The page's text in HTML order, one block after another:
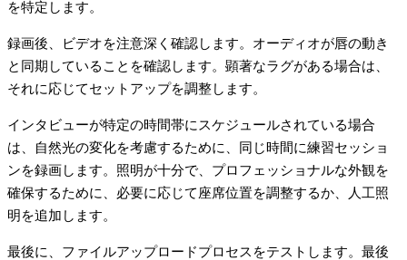
を特定します。
録画後、ビデオを注意深く確認します。オーディオが唇の動き
と同期していることを確認します。顕著なラグがある場合は、
それに応じてセットアップを調整します。
インタビューが特定の時間帯にスケジュールされている場合
は、自然光の変化を考慮するために、同じ時間に練習セッショ
ンを録画します。照明が十分で、プロフェッショナルな外観を
確保するために、必要に応じて座席位置を調整するか、人工照
明を追加します。
最後に、ファイルアップロードプロセスをテストします。最後